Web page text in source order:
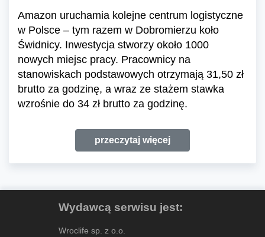
Amazon uruchamia kolejne centrum logistyczne
w Polsce – tym razem w Dobromierzu koło
Świdnicy. Inwestycja stworzy około 1000
nowych miejsc pracy. Pracownicy na
stanowiskach podstawowych otrzymają 31,50 zł
brutto za godzinę, a wraz ze stażem stawka
wzrośnie do 34 zł brutto za godzinę.
przeczytaj więcej
Wydawcą serwisu jest:
Wroclife sp. z o.o.